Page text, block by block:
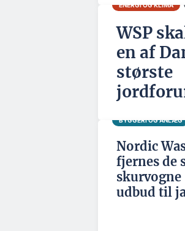
ENERGI OG KLIMA
WSP
en af
største
BYGGERI OG ANLÆG
Nordic
fjernes de
udbud til